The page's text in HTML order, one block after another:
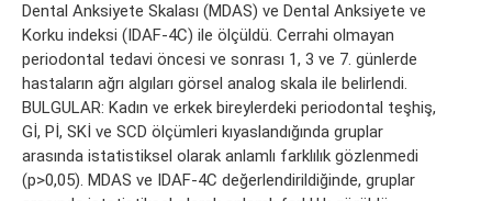
Dental Anksiyete Skalası (MDAS) ve Dental Anksiyete ve
Korku indeksi (IDAF-4C) ile ölçüldü. Cerrahi olmayan
periodontal tedavi öncesi ve sonrası 1, 3 ve 7. günlerde
hastaların ağrı algıları görsel analog skala ile belirlendi.
BULGULAR: Kadın ve erkek bireylerdeki periodontal teşhiş,
Gİ, Pİ, SKİ ve SCD ölçümleri kıyaslandığında gruplar
arasında istatistiksel olarak anlamlı farklılık gözlenmedi
(p>0,05). MDAS ve IDAF-4C değerlendirildiğinde, gruplar